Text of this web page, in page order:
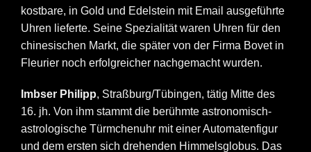
kostbare, in Gold und Edelstein mit Email ausgeführte
Uhren lieferte. Seine Spezialität waren Uhren für den
chinesischen Markt, die später von der Firma Bovet in
Fleurier noch erfolgreicher nachgemacht wurden.
Imbser Philipp, Straßburg/Tübingen, tätig Mitte des
16. jh. Von ihm stammt die berühmte astronomisch-
astrologische Türmchenuhr mit einer Automatenfigur
und dem ersten sich drehenden Himmelsglobus. Das